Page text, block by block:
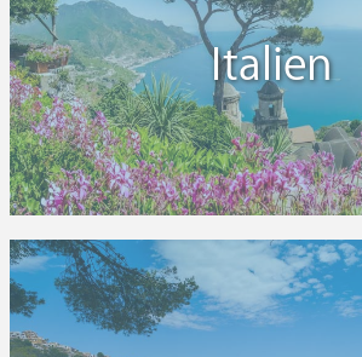
Italien